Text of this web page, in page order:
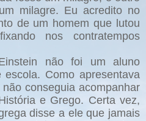
milagre. Eu acredito no
de um homem que lutou
nos contratempos
não foi um aluno
Como apresentava
conseguia acompanhar
e Grego. Certa vez,
disse a ele que jamais